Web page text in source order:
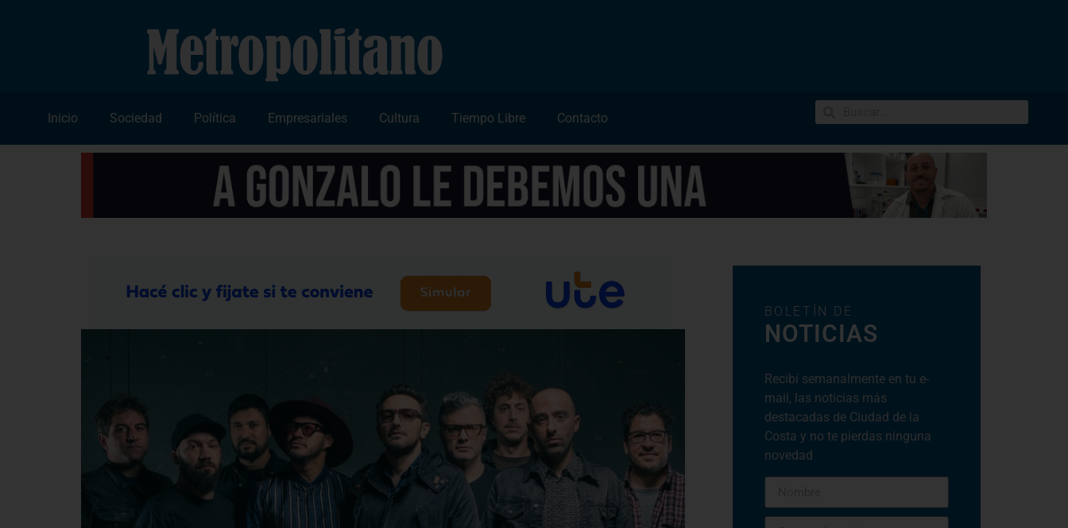
Inicio Sociedad Política Empresariales Cultura Tiempo Libre Contacto
BOLETÍN DE
NOTICIAS
Recibí semanalmente en tu e-
mail, las noticias más
destacadas de Ciudad de la
Costa y no te pierdas ninguna
novedad